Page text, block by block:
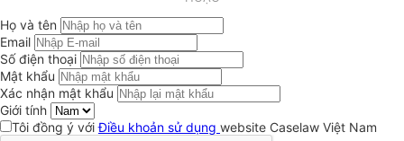
Họ và tên
Email
Số điện thoại
Mật khẩu
Xác nhận mật khẩu
Giới tính
Tôi đồng ý vớiĐiều khoản sử dụng website Caselaw Việt Nam